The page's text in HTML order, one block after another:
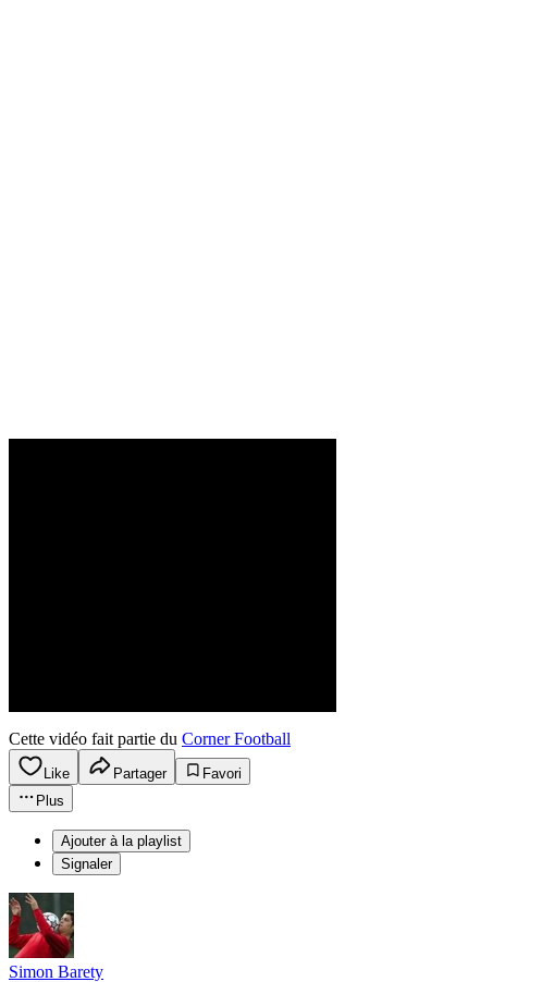
Cette vidéo fait partie du Corner Football
Like Partager
Favori
Plus
Ajouter à la playlist
Signaler
Simon Barety